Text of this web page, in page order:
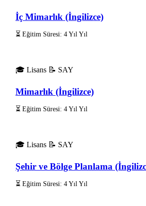
İç Mimarlık (İngilizce)
⏳ Eğitim Süresi: 4 Yıl Yıl
🎓 Lisans 📝 SAY
Mimarlık (İngilizce)
⏳ Eğitim Süresi: 4 Yıl Yıl
🎓 Lisans 📝 SAY
Şehir ve Bölge Planlama
⏳ Eğitim Süresi: 4 Yıl Yıl